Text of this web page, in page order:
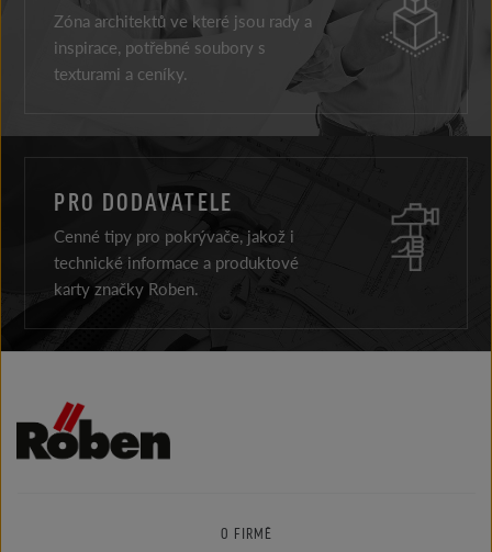
Zóna architektů ve které jsou rady a
inspirace, potřebné soubory s
texturami a ceníky.
PRO DODAVATELE
Cenné tipy pro pokrývače, jakož i
technické informace a produktové
karty značky Roben.
O FIRMĚ